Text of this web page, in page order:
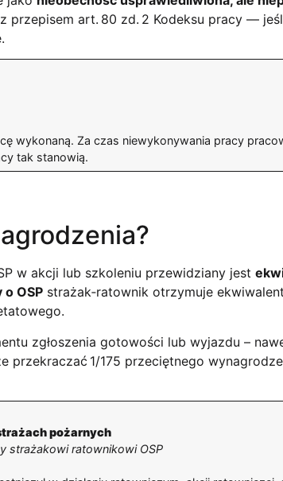
przepisem art. 80 zd. 2 Kodeksu pracy —
wykonaną. Za czas niewykonywania pracy
tak stanowią.
w akcji lub szkoleniu przewidziany jest
o OSP strażak‑ratownik otrzymuje
zgłoszenia gotowości lub wyjazdu –
przekraczać 1/175 przeciętnego
pożarnych
strażakowi ratownikowi OSP